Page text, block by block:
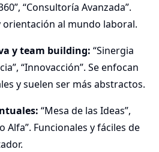
“Consultoría Avanzada”.
al mundo laboral.
y team building: “Sinergia
“Innovacción”. Se enfocan
y suelen ser más abstractos.
“Mesa de las Ideas”,
Alfa”. Funcionales y fáciles de